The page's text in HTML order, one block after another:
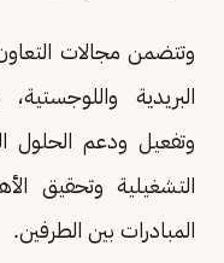
وتتضمن مجالات
البريدية واللوجستية،
وتفعيل ودعم الحلول
التشغيلية وتحقيق
المبادرات بين الطرفين.